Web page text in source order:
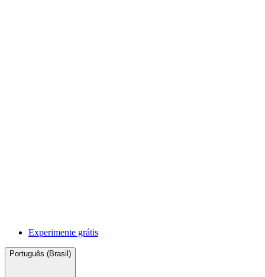
Experimente grátis
Português (Brasil)